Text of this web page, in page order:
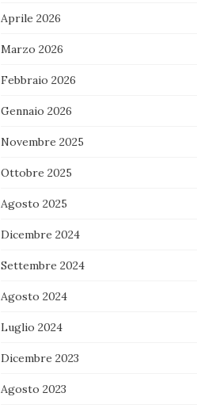
Aprile 2026
Marzo 2026
Febbraio 2026
Gennaio 2026
Novembre 2025
Ottobre 2025
Agosto 2025
Dicembre 2024
Settembre 2024
Agosto 2024
Luglio 2024
Dicembre 2023
Agosto 2023